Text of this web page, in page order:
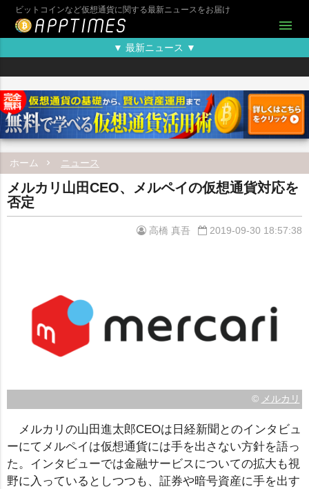
ビットコインなど仮想通貨に関する最新ニュースをお届け
menu
▼ 最新ニュース ▼
ホーム ニュース
メルカリ山田CEO、メルペイの仮想通貨対応を
否定
高橋 真吾 2019-09-30 18:57:38
© メルカリ
メルカリの山田進太郎CEOは日経新聞とのインタビュ
ーにてメルペイは仮想通貨には手を出さない方針を語っ
た。インタビューでは金融サービスについての拡大も視
野に入っているとしつつも、証券や暗号資産に手を出す